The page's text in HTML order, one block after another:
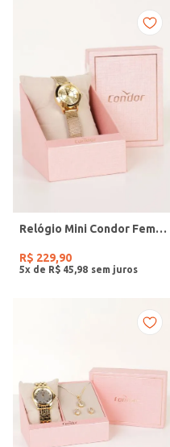
Relógio Mini Condor Feminino DOURADO
R$ 229,90
5x de R$ 45 98